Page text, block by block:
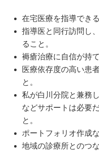
在宅医療を指導でき
指導医と同行訪問し
ること。
褥瘡治療に自信が持
医療依存度の高い患
と。
私が白川分院と兼務
などサポートは必要
と。
ポートフォリオ作成
地域の診療所とのつ